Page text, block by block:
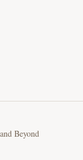
Beyond